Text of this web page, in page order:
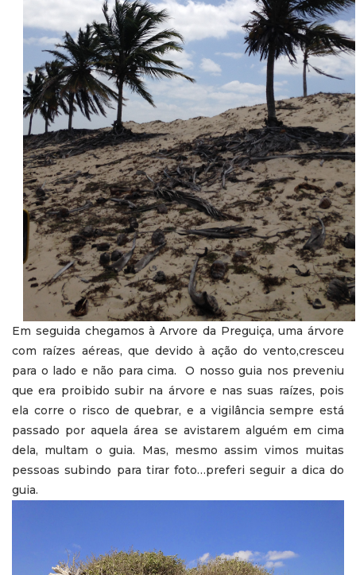
Em seguida chegamos à Arvore da Preguiça, uma árvore
com raízes aéreas, que devido à ação do vento,cresceu
para o lado e não para cima. O nosso guia nos preveniu
que era proibido subir na árvore e nas suas raízes, pois
ela corre o risco de quebrar, e a vigilância sempre está
passado por aquela área se avistarem alguém em cima
dela, multam o guia. Mas, mesmo assim vimos muitas
pessoas subindo para tirar foto…preferi seguir a dica do
guia.